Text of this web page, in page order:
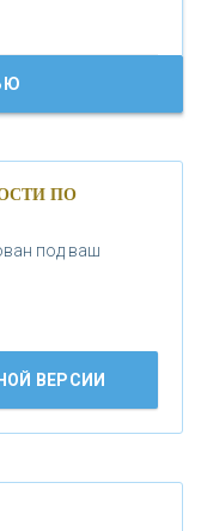
за 19 лет -
ПО
под ваш
ВЕРСИИ